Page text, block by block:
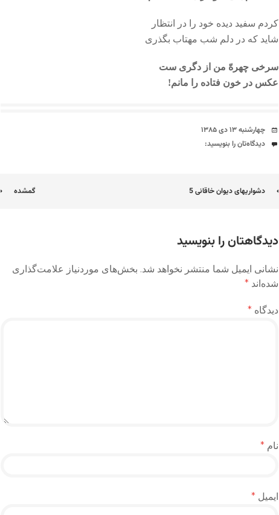
کردم سفید دیده خود را در انتظار
شاید که در دلم شب مهتاب بگذری
سرخی چهرهّ من از دگری ست
عکس در خون فتاده را مانم!
تاریخ
چهارشنبه ۱۳ دی ۱۳۸۵
دیدگاه‌ها
دیدگاه‌تان را بنویسید:
ناوبری
دشواریهای دیوان خاقانی 5 گمشده
دیدگاهتان را بنویسید
نشانی ایمیل شما منتشر نخواهد شد. بخش‌های موردنیاز علامت‌گذاری
شده‌اند *
دیدگاه *
نام *
ایمیل *